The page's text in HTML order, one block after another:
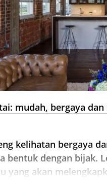
mudah, bergaya
kelihatan bergaya
bentuk dengan bijak.
yang akan